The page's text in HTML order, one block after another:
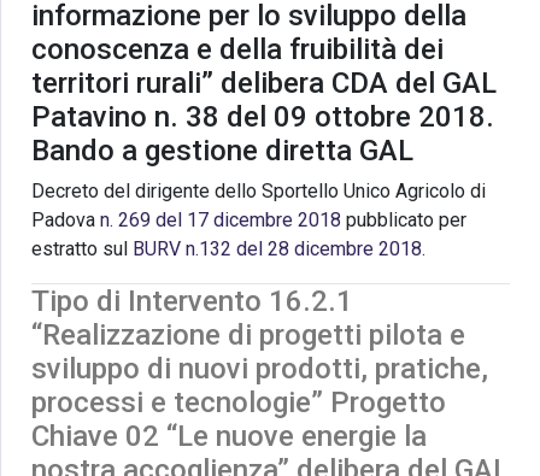
informazione per lo sviluppo della
conoscenza e della fruibilità dei
territori rurali” delibera CDA del GAL
Patavino n. 38 del 09 ottobre 2018.
Bando a gestione diretta GAL
Decreto del dirigente dello Sportello Unico Agricolo di
Padova n. 269 del 17 dicembre 2018 pubblicato per
estratto sul BURV n.132 del 28 dicembre 2018.
Tipo di Intervento 16.2.1
“Realizzazione di progetti pilota e
sviluppo di nuovi prodotti, pratiche,
processi e tecnologie” Progetto
Chiave 02 “Le nuove energie la